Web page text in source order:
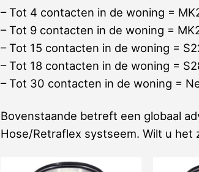
– Tot 4 contacten in de woning =
– Tot 9 contacten in de woning =
– Tot 15 contacten in de woning =
– Tot 18 contacten in de woning =
– Tot 30 contacten in de woning =
Bovenstaande betreft een globaal
Hose/Retraflex systseem. Wilt u het